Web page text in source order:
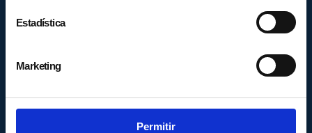
Estadística
Marketing
Permitir